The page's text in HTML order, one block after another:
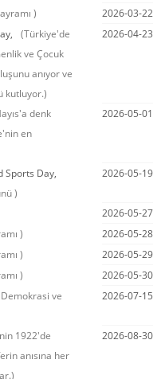
)
2026-03-22
(Türkiye'de
ve Çocuk
anıyor ve
kutluyor.)
2026-04-23
denk
en
2026-05-01
Sports Day,
)
2026-05-19
2026-05-27
)
2026-05-28
)
2026-05-29
)
2026-05-30
ve
2026-07-15
1922'de
anısına her
2026-08-30